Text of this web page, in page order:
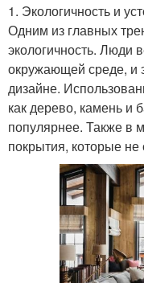
1. Экологичность и
Одним из главных
экологичность. Люди
окружающей среде, и
дизайне.
как дерево, камень и
популярнее. Также в
покрытия, которые